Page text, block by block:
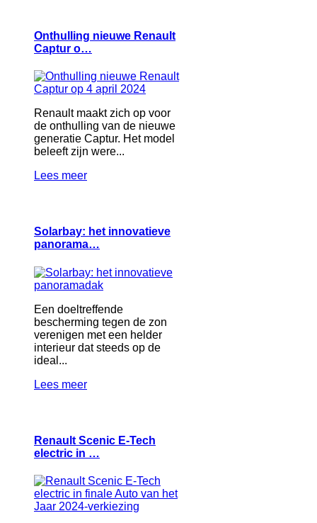
Onthulling nieuwe Renault
Captur o…
Renault maakt zich op voor
de onthulling van de nieuwe
generatie Captur. Het model
beleeft zijn were...
Lees meer
Solarbay: het innovatieve
panorama…
Een doeltreffende
bescherming tegen de zon
verenigen met een helder
interieur dat steeds op de
ideal...
Lees meer
Renault Scenic E-Tech
electric in …